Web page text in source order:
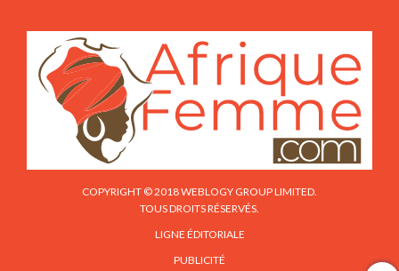
COPYRIGHT © 2018 WEBLOGY GROUP LIMITED.
TOUS DROITS RÉSERVÉS.
LIGNE ÉDITORIALE
PUBLICITÉ